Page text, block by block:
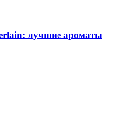
лучшие ароматы